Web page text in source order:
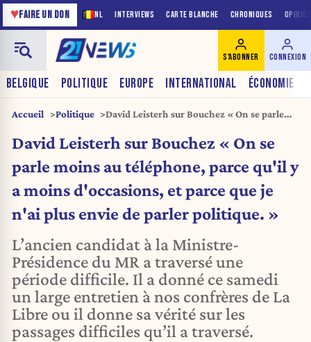
NL INTERVIEWS CARTE BLANCHE CHRONIQUES
♥FAIRE UN DON
BELGIQUE POLITIQUE EUROPE INTERNATIONAL ÉCONOMIE
S'ABONNER CONNEXION
Accueil Politique
David Leisterh sur Bouchez « On se parle
d'occasions, et parce que je n'ai plus envie
de parler politique. »
David Leisterh sur Bouchez « On se
parle moins au téléphone, parce qu'il y
a moins d'occasions, et parce que je
n'ai plus envie de parler politique. »
L’ancien candidat à la Ministre-
Présidence du MR a traversé une
période difficile. Il a donné ce samedi
un large entretien à nos confrères de La
Libre ou il donne sa vérité sur les
passages difficiles qu’il a traversé.